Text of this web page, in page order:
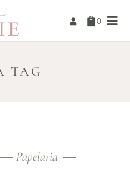
0
TAG
Papelaria